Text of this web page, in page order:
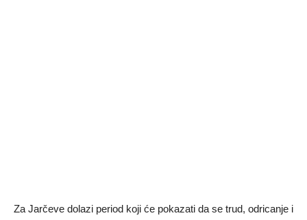
Za Jarčeve dolazi period koji će pokazati da se trud, odricanje i